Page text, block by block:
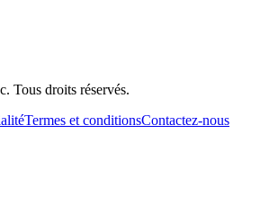
Tous droits réservés.
Termes et conditionsContactez-nous